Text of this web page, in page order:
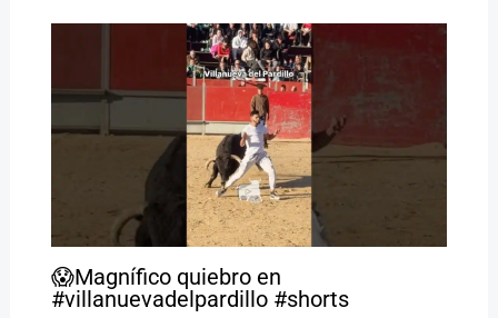
😱Magnífico quiebro en
#villanuevadelpardillo #shorts